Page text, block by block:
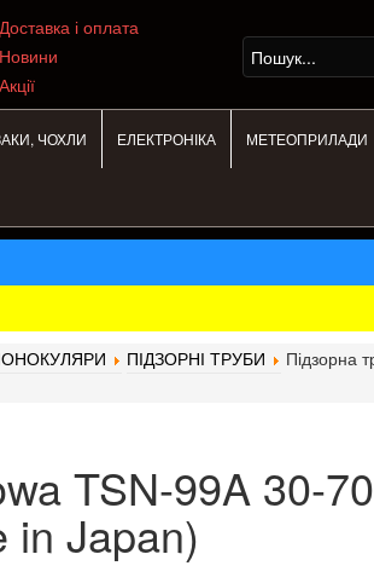
Доставка і оплата
Новини
Акції
ЧОХЛИ ЕЛЕКТРОНІКА МЕТЕОПРИЛАДИ
ПІДЗОРНІ ТРУБИ
Підзорна
TSN-99A 30-
in Japan)